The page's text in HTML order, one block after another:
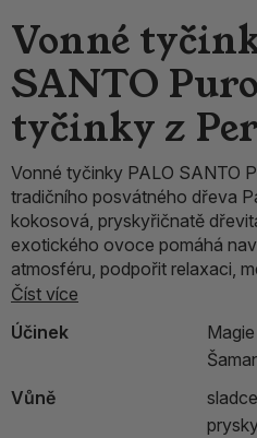
Vonné
SANTO
tyčinky z
Vonné tyčinky PALO SANTO
tradičního posvátného dřeva
kokosová, pryskyřičnatě
exotického ovoce pomáhá
atmosféru, podpořit relaxaci,
Číst více
Účinek
Vůně